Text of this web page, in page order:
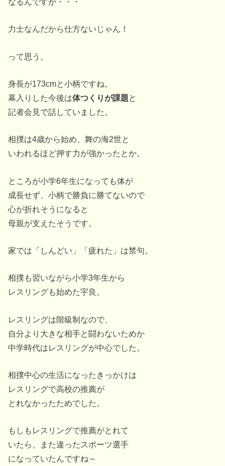
力士なんだから仕方ないじゃん！
って思う。
身長が173cmと小柄ですね。
幕入りした今後は体つくりが課題と
記者会見で話していました。
相撲は4歳から始め、舞の海2世と
いわれるほど押す力が強かったとか。
ところが小学6年生になっても体が
成長せず、小柄で勝負に勝てないので
心が折れそうになると
母親が支えたそうです。
家では「しんどい」「疲れた」は禁句。
相撲も習いながら小学3年生から
レスリングも始めた宇良。
レスリングは階級制なので、
自分より大きな相手と闘わないためか
中学時代はレスリングが中心でした。
相撲中心の生活になったきっかけは
レスリングで高校の推薦が
とれなかったためでした。
もしもレスリングで推薦がとれて
いたら、また違ったスポーツ選手
になっていたんですね～